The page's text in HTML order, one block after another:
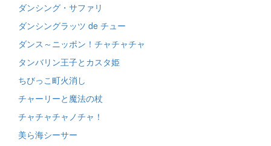
ダンシング・サファリ
ダンシングラッツ de チュー
ダンス～ニッポン！チャチャチャ
タンバリン王子とカスタ姫
ちびっこ町火消し
チャーリーと魔法の杖
チャチャチャノチャ！
美ら海シーサー